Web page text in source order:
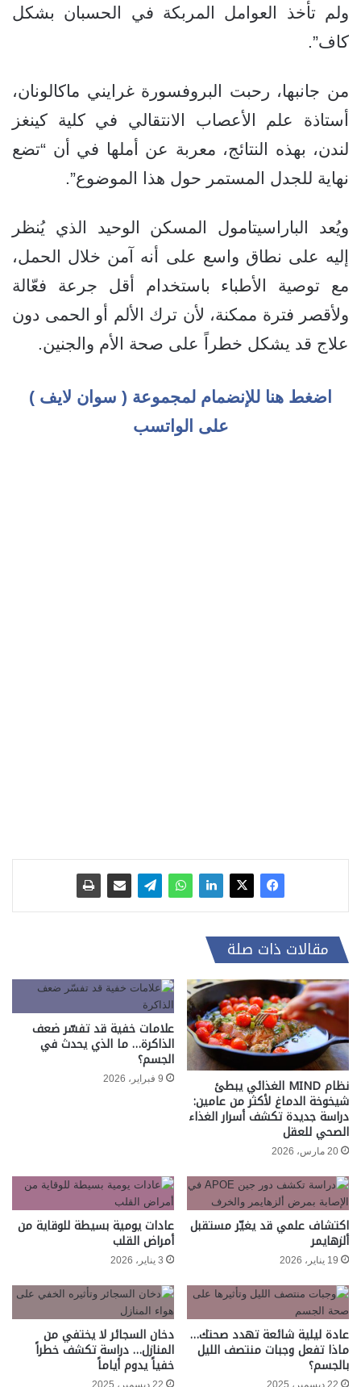
ولم تأخذ العوامل المربكة في الحسبان بشكل
كاف”.
من جانبها، رحبت البروفسورة غرايني ماكالونان،
أستاذة علم الأعصاب الانتقالي في كلية كينغز
لندن، بهذه النتائج، معربة عن أملها في أن “تضع
نهاية للجدل المستمر حول هذا الموضوع”.
ويُعد الباراسيتامول المسكن الوحيد الذي يُنظر
إليه على نطاق واسع على أنه آمن خلال الحمل،
مع توصية الأطباء باستخدام أقل جرعة فعّالة
ولأقصر فترة ممكنة، لأن ترك الألم أو الحمى دون
علاج قد يشكل خطراً على صحة الأم والجنين.
اضغط هنا للإنضمام لمجموعة ( سوان لايف )
على الواتسب
مقالات ذات صلة
نظام MIND الغذائي يبطئ
شيخوخة الدماغ لأكثر من عامين:
دراسة جديدة تكشف أسرار الغذاء
الصحي للعقل
20 مارس، 2026
علامات خفية قد تفسّر ضعف
الذاكرة… ما الذي يحدث في
الجسم؟
9 فبراير، 2026
اكتشاف علمي قد يغيّر مستقبل
ألزهايمر
19 يناير، 2026
عادات يومية بسيطة للوقاية من
أمراض القلب
3 يناير، 2026
عادة ليلية شائعة تهدد صحتك…
ماذا تفعل وجبات منتصف الليل
بالجسم؟
دخان السجائر لا يختفي من
المنازل… دراسة تكشف خطراً
خفياً يدوم أياماً